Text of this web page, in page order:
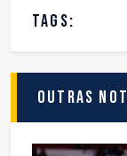
TAGS:
Outras